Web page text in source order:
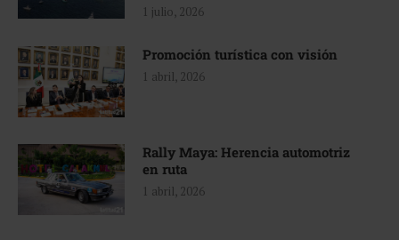
1 julio, 2026
Promoción turística con visión
1 abril, 2026
Rally Maya: Herencia automotriz
en ruta
1 abril, 2026